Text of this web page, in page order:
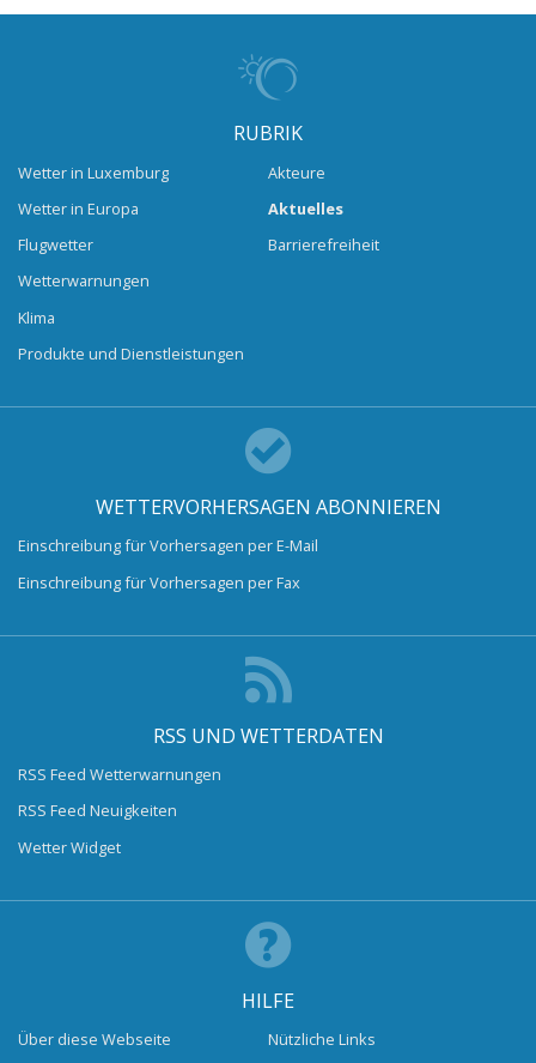
RUBRIK
Wetter in Luxemburg
Wetter in Europa
Flugwetter
Wetterwarnungen
Klima
Produkte und Dienstleistungen
Akteure
Aktuelles
Barrierefreiheit
WETTERVORHERSAGEN ABONNIEREN
Einschreibung für Vorhersagen per E-Mail
Einschreibung für Vorhersagen per Fax
RSS UND WETTERDATEN
RSS Feed Wetterwarnungen
RSS Feed Neuigkeiten
Wetter Widget
HILFE
Über diese Webseite Nützliche Links